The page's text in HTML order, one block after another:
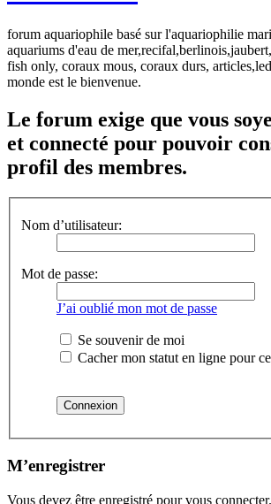
forum aquariophile basé sur l'aquariophilie
aquariums d'eau de
fish only, coraux mous, coraux durs,
monde est le bienvenue.
Le forum exige que vous
et connecté pour pouvoir
profil des membres.
Nom d’utilisateur:
Mot de passe:
J’ai oublié mon mot de passe
Se souvenir de moi
Cacher mon statut en ligne pour
M’enregistrer
Vous devez être enregistré pour vous